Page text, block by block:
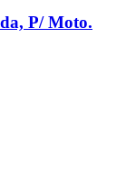
P/ Moto.